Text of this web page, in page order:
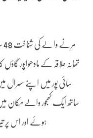
تھانہ علاقہ کے مادھواپور
سائی پور میں اپنے سسرال
ساتھ ایک کھجور والے مکان
ہوئے اور اس پر